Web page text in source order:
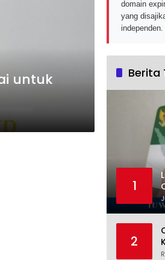
untuk
domain
yang
independen.
Berita
1
2